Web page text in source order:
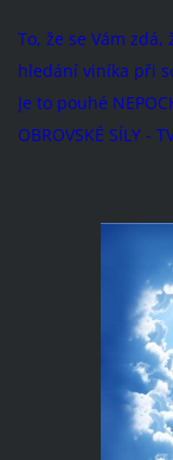
To, že se Vám
hledání viníka při
Je to pouhé
OBROVSKÉ SÍLY -